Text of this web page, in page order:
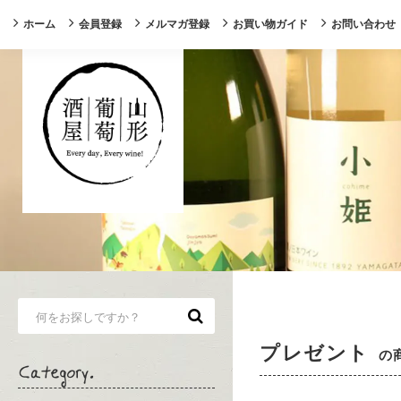
ホーム 会員登録 メルマガ登録 お買い物ガイド お問い合わせ
プレゼント の